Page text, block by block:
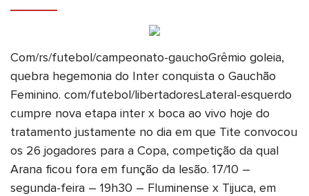
Com/rs/futebol/campeonato-gauchoGrêmio goleia,
quebra hegemonia do Inter conquista o Gauchão
Feminino. com/futebol/libertadoresLateral-esquerdo
cumpre nova etapa inter x boca ao vivo hoje do
tratamento justamente no dia em que Tite convocou
os 26 jogadores para a Copa, competição da qual
Arana ficou fora em função da lesão. 17/10 –
segunda-feira – 19h30 – Fluminense x Tijuca, em